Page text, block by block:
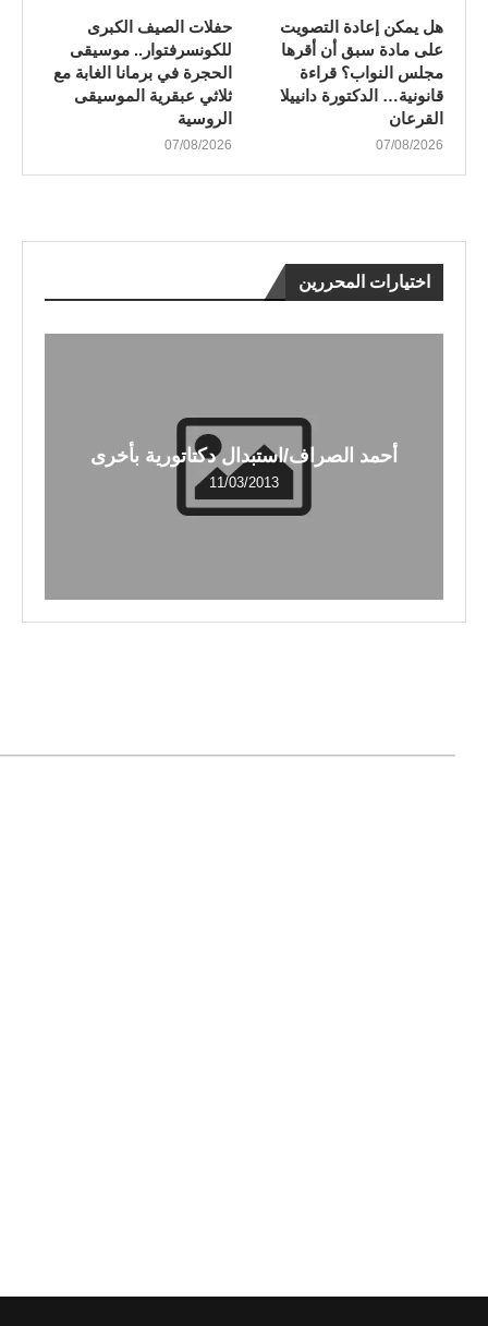
هل يمكن إعادة التصويت
على مادة سبق أن أقرها
مجلس النواب؟ قراءة
قانونية… الدكتورة دانييلا
القرعان
07/08/2026
​حفلات الصيف الكبرى
للكونسرفتوار.. موسيقى
الحجرة في برمانا الغابة مع
ثلاثي عبقرية الموسيقى
الروسية
07/08/2026
اختيارات المحررين
أحمد الصراف/استبدال دكتاتورية بأخرى
11/03/2013